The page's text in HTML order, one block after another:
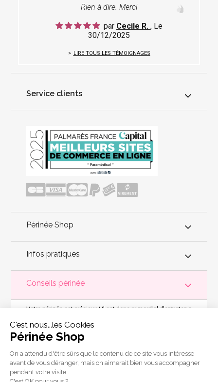
Rien à dire. Merci
par Cecile R. , Le
30/12/2025
LIRE TOUS LES TÉMOIGNAGES
Service clients
Périnée Shop
Infos pratiques
Conseils périnée
Votre périnée est précieux ! Il est donc primordial d'entretenir,
problèmes d'incontinence
de sensations durant les rapports sexuels et de petites
urinaires.Périnée Shop
pour la rééducation périnéale et pour l'auto-traitement de
l'incontinence à domicile :
électrostimulateurs
appareils de
biofeedback ,cônes vaginaux,boules de Geisha, sondes
connectées et accessoires pour exercices de Kegel.
C'est nous...les Cookies
Périnée Shop
On a attendu d'être sûrs que le contenu de ce site vous intéresse
avant de vous déranger, mais on aimerait bien vous accompagner
pendant votre visite...